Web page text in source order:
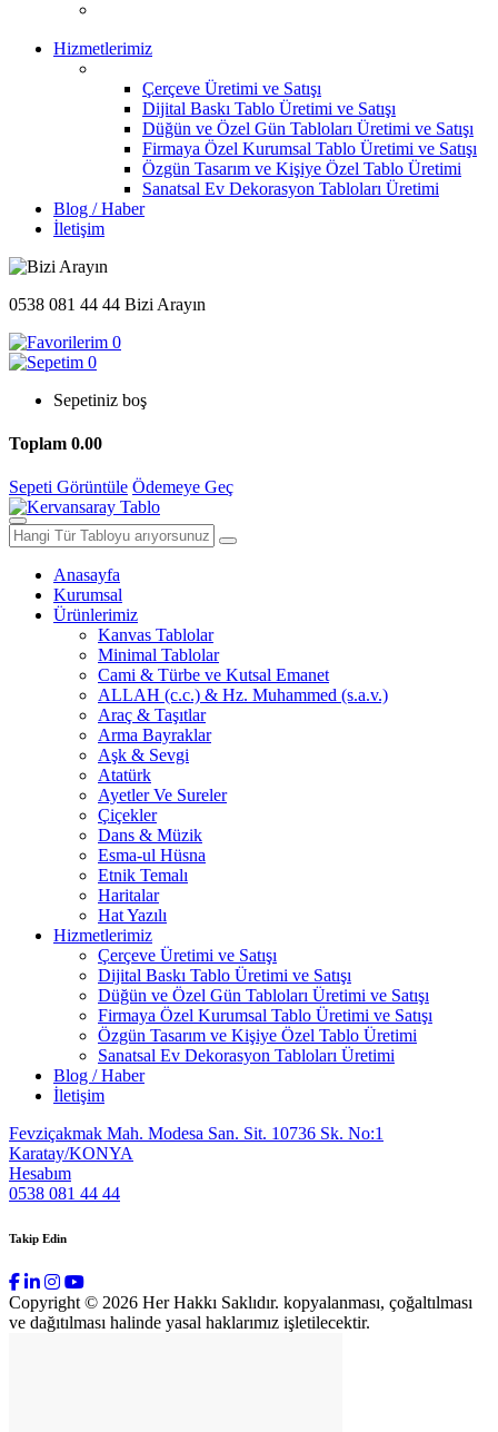
Hizmetlerimiz
Çerçeve Üretimi ve Satışı
Dijital Baskı Tablo Üretimi ve Satışı
Düğün ve Özel Gün Tabloları Üretimi ve Satışı
Firmaya Özel Kurumsal Tablo Üretimi ve Satışı
Özgün Tasarım ve Kişiye Özel Tablo Üretimi
Sanatsal Ev Dekorasyon Tabloları Üretimi
Blog / Haber
İletişim
0538 081 44 44 Bizi Arayın
0
0
Sepetiniz boş
Toplam 0.00
Sepeti Görüntüle Ödemeye Geç
Anasayfa
Kurumsal
Ürünlerimiz
Kanvas Tablolar
Minimal Tablolar
Cami & Türbe ve Kutsal Emanet
ALLAH (c.c.) & Hz. Muhammed (s.a.v.)
Araç & Taşıtlar
Arma Bayraklar
Aşk & Sevgi
Atatürk
Ayetler Ve Sureler
Çiçekler
Dans & Müzik
Esma-ul Hüsna
Etnik Temalı
Haritalar
Hat Yazılı
Hizmetlerimiz
Çerçeve Üretimi ve Satışı
Dijital Baskı Tablo Üretimi ve Satışı
Düğün ve Özel Gün Tabloları Üretimi ve Satışı
Firmaya Özel Kurumsal Tablo Üretimi ve Satışı
Özgün Tasarım ve Kişiye Özel Tablo Üretimi
Sanatsal Ev Dekorasyon Tabloları Üretimi
Blog / Haber
İletişim
Fevziçakmak Mah. Modesa San. Sit. 10736 Sk. No:1
Karatay/KONYA
Hesabım
0538 081 44 44
Takip Edin
Copyright © 2026 Her Hakkı Saklıdır. kopyalanması, çoğaltılması
ve dağıtılması halinde yasal haklarımız işletilecektir.